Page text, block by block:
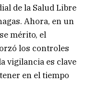
de la Salud Libre
Ahora, en un
mérito, el
los controles
vigilancia es clave
en el tiempo